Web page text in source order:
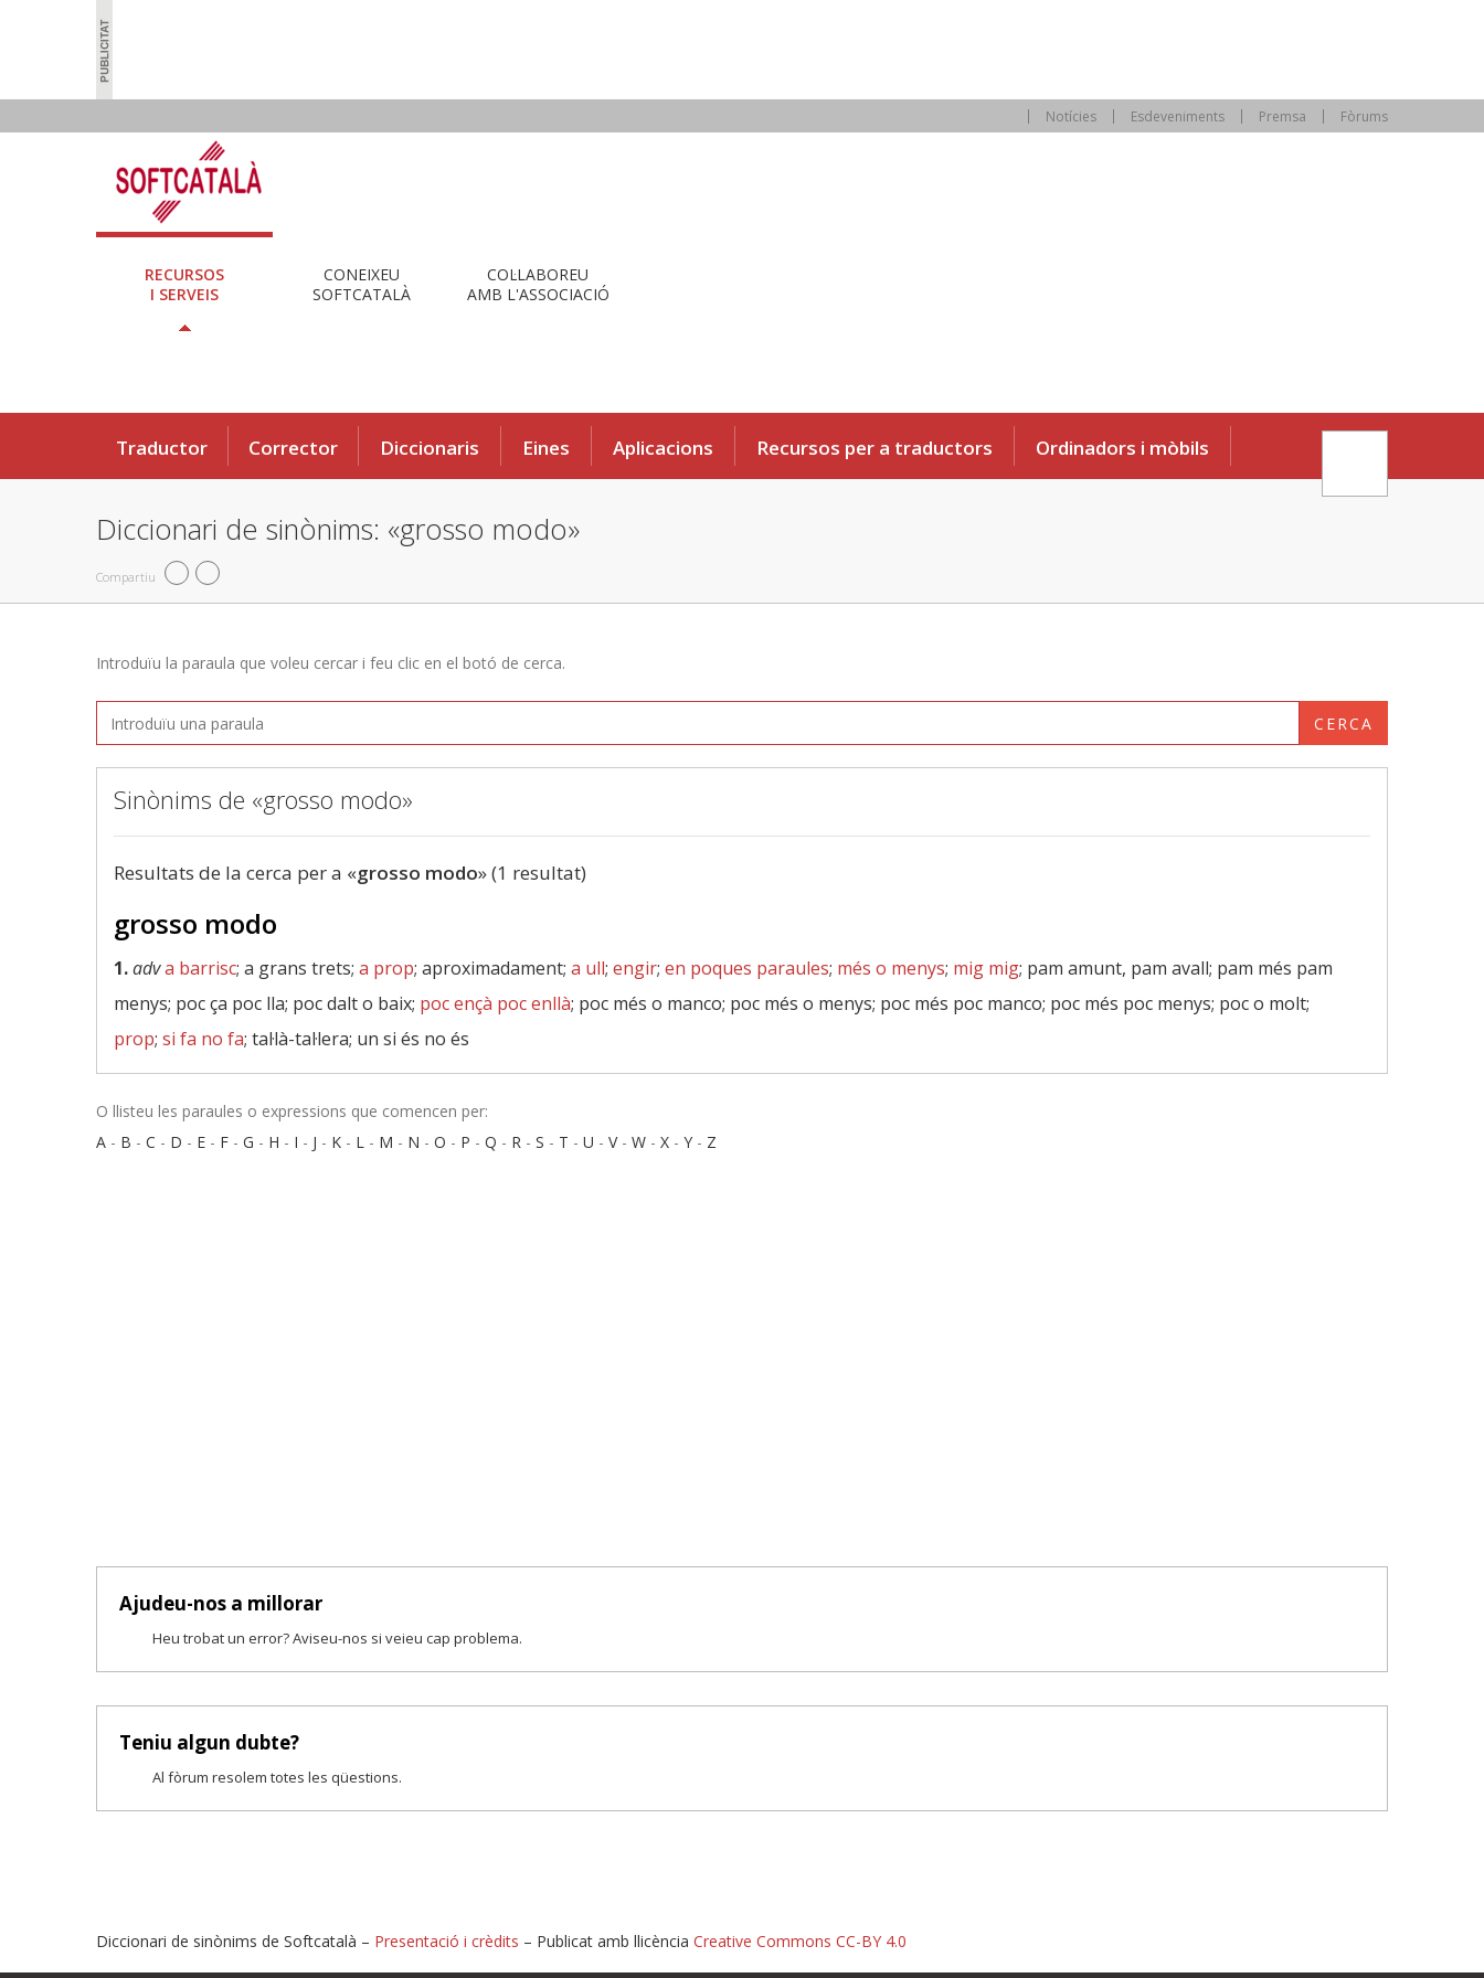
Notícies Esdeveniments Premsa Fòrums
RECURSOS
I SERVEIS
CONEIXEU
SOFTCATALÀ
COL·LABOREU
AMB L'ASSOCIACIÓ
Traductor Corrector Diccionaris Eines Aplicacions Recursos per a traductors Ordinadors i mòbils
Diccionari de sinònims: «grosso modo»
Compartiu
Introduïu la paraula que voleu cercar i feu clic en el botó de cerca.
CERCA
Sinònims de «grosso modo»
Resultats de la cerca per a «grosso modo» (1 resultat)
grosso modo
1.adva barrisc; a grans trets; a prop; aproximadament; a ull; engir; en poques paraules; més o menys; mig mig; pam amunt, pam avall; pam més pam
menys; poc ça poc lla; poc dalt o baix; poc ençà poc enllà; poc més o manco; poc més o menys; poc més poc manco; poc més poc menys; poc o molt;
prop; si fa no fa; tal·là-tal·lera; un si és no és
O llisteu les paraules o expressions que comencen per:
A - B - C - D - E - F - G - H - I - J - K - L - M - N - O - P - Q - R - S - T - U - V- W - X - Y - Z
Ajudeu-nos a millorar
Heu trobat un error? Aviseu-nos si veieu cap problema.
Teniu algun dubte?
Al fòrum resolem totes les qüestions.
Diccionari de sinònims de Softcatalà – Presentació i crèdits – Publicat amb llicència Creative Commons CC-BY 4.0